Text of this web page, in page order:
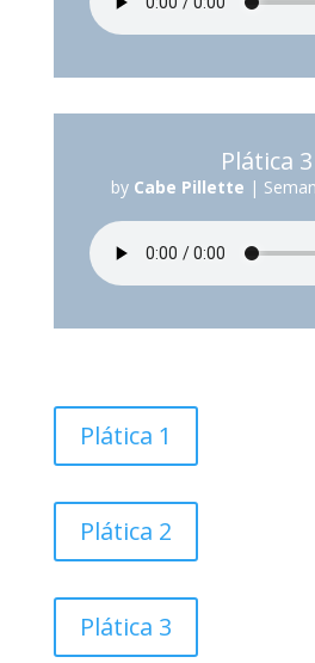
Plática 3
by Cabe Pillette |
Plática 1
Plática 2
Plática 3